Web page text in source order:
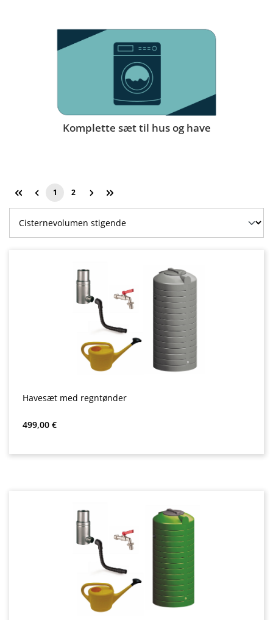
Komplette sæt til hus og have
Side
1 Side
2
Havesæt med regntønder
Almindelig pris:
499,00 €